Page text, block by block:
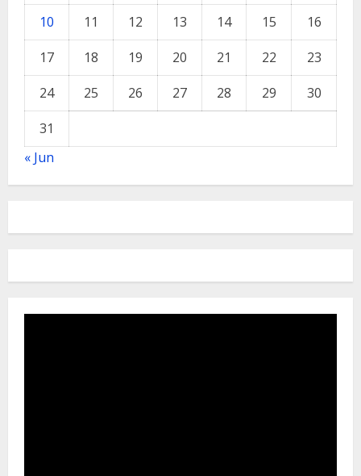
10
11 12 13 14 15
16
17
18 19 20 21 22
23
24
25 26 27 28 29
30
31
« Jun